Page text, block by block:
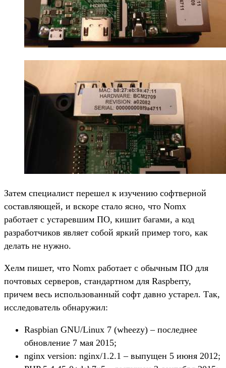
Затем специалист перешел к изучению софтверной
составляющей, и вскоре стало ясно, что Nomx
работает с устаревшим ПО, кишит багами, а код
разработчиков являет собой яркий пример того, как
делать не нужно.
Хелм пишет, что Nomx работает с обычным ПО для
почтовых серверов, стандартном для Raspberry,
причем весь использованный софт давно устарел. Так,
исследователь обнаружил:
Raspbian GNU/Linux 7 (wheezy) – последнее
обновление 7 мая 2015;
nginx version: nginx/1.2.1 – выпущен 5 июня 2012;